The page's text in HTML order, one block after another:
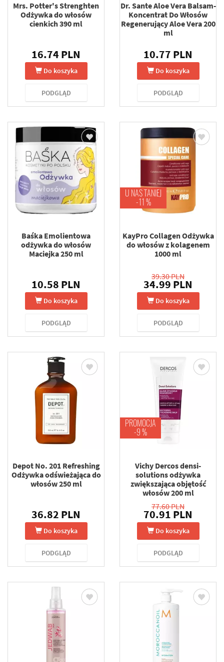
Mrs. Potter's Strenghten
Odżywka do włosów
cienkich 390 ml
16.74 PLN
Do koszyka
PODGLĄD
Dr. Sante Aloe Vera Balsam-
Koncentrat Do Włosów
Regenerujący Aloe Vera 200
ml
10.77 PLN
Do koszyka
PODGLĄD
Baśka Emolientowa
odżywka do włosów
Maciejka 250 ml
10.58 PLN
Do koszyka
PODGLĄD
U NAS TANIEJ
-11 %
KayPro Collagen Odżywka
do włosów z kolagenem
1000 ml
39.30 PLN
34.99 PLN
Do koszyka
PODGLĄD
Depot No. 201 Refreshing
Odżywka odświeżająca do
włosów 250 ml
36.82 PLN
Do koszyka
PODGLĄD
PROMOCJA
-9 %
Vichy Dercos densi-
solutions odżywka
zwiększająca objętość
włosów 200 ml
77.60 PLN
70.91 PLN
Do koszyka
PODGLĄD